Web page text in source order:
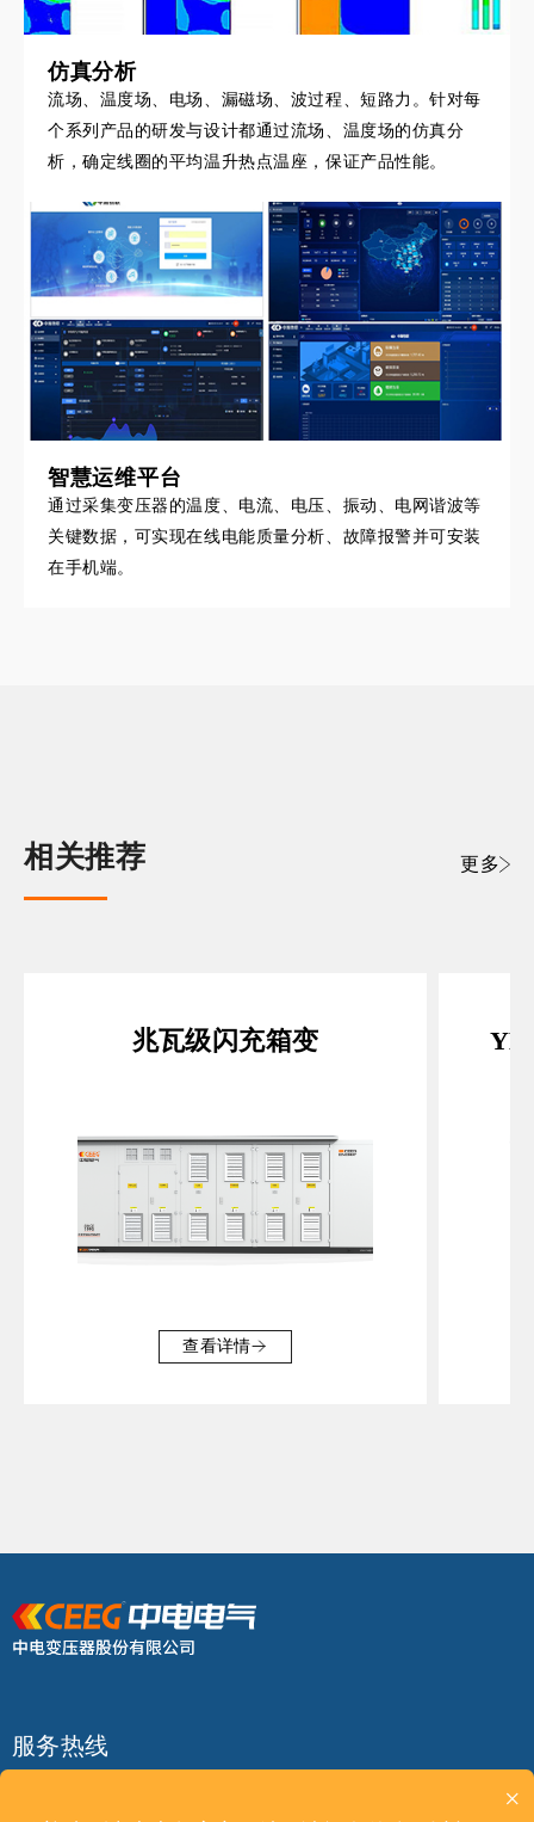
仿真分析
流场、温度场、电场、漏磁场、波过程、短路力。针对每
个系列产品的研发与设计都通过流场、温度场的仿真分
析，确定线圈的平均温升热点温座，保证产品性能。
智慧运维平台
通过采集变压器的温度、电流、电压、振动、电网谐波等
关键数据，可实现在线电能质量分析、故障报警并可安装
在手机端。
相关推荐 更多
兆瓦级闪充箱变
查看详情
服务热线
×